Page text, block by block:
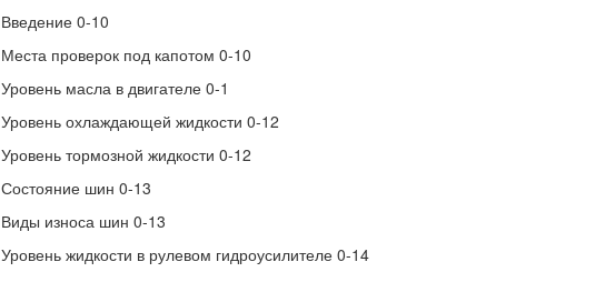
Введение 0-10
Места проверок под капотом 0-10
Уровень масла в двигателе 0-1
Уровень охлаждающей жидкости 0-12
Уровень тормозной жидкости 0-12
Состояние шин 0-13
Виды износа шин 0-13
Уровень жидкости в рулевом гидроусилителе 0-14